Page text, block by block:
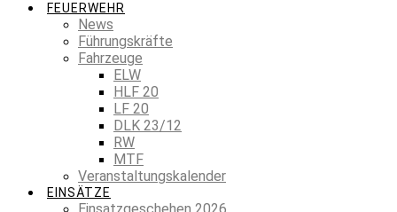
FEUERWEHR
News
Führungskräfte
Fahrzeuge
ELW
HLF 20
LF 20
DLK 23/12
RW
MTF
Veranstaltungskalender
EINSÄTZE